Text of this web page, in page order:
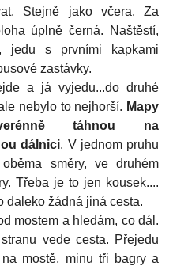
Stejně jako včera. Za
úplně černá. Naštěstí,
jedu s prvními kapkami
zastávky.
a já vyjedu...do druhé
nebylo to nejhorší. Mapy
táhnou na
dálnici. V jednom pruhu
směry, ve druhém
Třeba je to jen kousek....
daleko žádná jiná cesta.
mostem a hledám, co dál.
vede cesta. Přejedu
mostě, minu tři bagry a